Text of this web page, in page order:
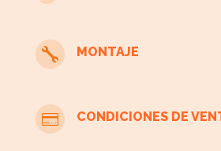
 MONTAJE
 CONDICIONES DE